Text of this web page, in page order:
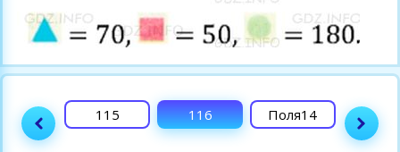
114 115 116 Поля14 117